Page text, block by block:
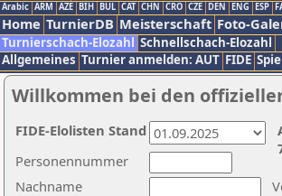
Arabic ARM AZE BIH BUL CAT CHN CRO CZE DEN ENG ESP
Home TurnierDB Meisterschaft Foto-
Turnierschach-Elozahl Schnellschach-Elozahl
Allgemeines Turnier anmelden: AUT FIDE
Willkommen bei den
Nachname
Personennummer
FIDE-Elolisten Stand